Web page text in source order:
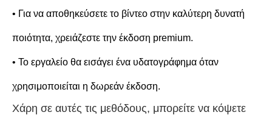
• Για να αποθηκεύσετε το βίντεο στην καλύτερη δυνατή
ποιότητα, χρειάζεστε την έκδοση premium.
• Το εργαλείο θα εισάγει ένα υδατογράφημα όταν
χρησιμοποιείται η δωρεάν έκδοση.
Χάρη σε αυτές τις μεθόδους, μπορείτε να κόψετε